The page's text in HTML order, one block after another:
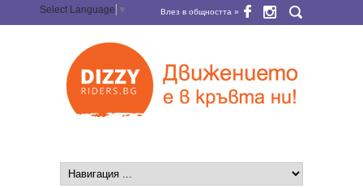
Select Language ▼ Влез в общността »